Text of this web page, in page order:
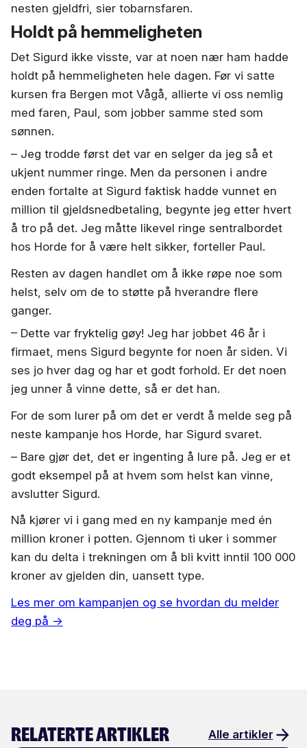
nesten gjeldfri, sier tobarnsfaren.
Holdt på hemmeligheten
Det Sigurd ikke visste, var at noen nær ham hadde
holdt på hemmeligheten hele dagen. Før vi satte
kursen fra Bergen mot Vågå, allierte vi oss nemlig
med faren, Paul, som jobber samme sted som
sønnen.
– Jeg trodde først det var en selger da jeg så et
ukjent nummer ringe. Men da personen i andre
enden fortalte at Sigurd faktisk hadde vunnet en
million til gjeldsnedbetaling, begynte jeg etter hvert
å tro på det. Jeg måtte likevel ringe sentralbordet
hos Horde for å være helt sikker, forteller Paul.
Resten av dagen handlet om å ikke røpe noe som
helst, selv om de to støtte på hverandre flere
ganger.
– Dette var fryktelig gøy! Jeg har jobbet 46 år i
firmaet, mens Sigurd begynte for noen år siden. Vi
ses jo hver dag og har et godt forhold. Er det noen
jeg unner å vinne dette, så er det han.
For de som lurer på om det er verdt å melde seg på
neste kampanje hos Horde, har Sigurd svaret.
– Bare gjør det, det er ingenting å lure på. Jeg er et
godt eksempel på at hvem som helst kan vinne,
avslutter Sigurd.
Nå kjører vi i gang med en ny kampanje med én
million kroner i potten. Gjennom ti uker i sommer
kan du delta i trekningen om å bli kvitt inntil 100 000
kroner av gjelden din, uansett type.
Les mer om kampanjen og se hvordan du melder
deg på →
Relaterte artikler Alle artikler